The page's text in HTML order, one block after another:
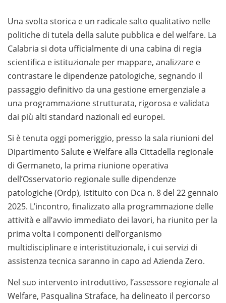
Una svolta storica e un radicale salto qualitativo nelle
politiche di tutela della salute pubblica e del welfare. La
Calabria si dota ufficialmente di una cabina di regia
scientifica e istituzionale per mappare, analizzare e
contrastare le dipendenze patologiche, segnando il
passaggio definitivo da una gestione emergenziale a
una programmazione strutturata, rigorosa e validata
dai più alti standard nazionali ed europei.
Si è tenuta oggi pomeriggio, presso la sala riunioni del
Dipartimento Salute e Welfare alla Cittadella regionale
di Germaneto, la prima riunione operativa
dell’Osservatorio regionale sulle dipendenze
patologiche (Ordp), istituito con Dca n. 8 del 22 gennaio
2025. L’incontro, finalizzato alla programmazione delle
attività e all’avvio immediato dei lavori, ha riunito per la
prima volta i componenti dell’organismo
multidisciplinare e interistituzionale, i cui servizi di
assistenza tecnica saranno in capo ad Azienda Zero.
Nel suo intervento introduttivo, l’assessore regionale al
Welfare, Pasqualina Straface, ha delineato il percorso